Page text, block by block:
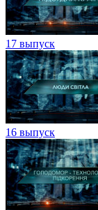
17 выпуск
16 выпуск